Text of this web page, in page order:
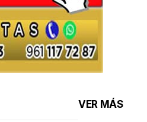
VER MÁS